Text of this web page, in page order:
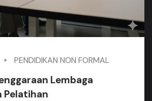
PENDIDIKAN NON FORMAL
Lembaga
Pelatihan